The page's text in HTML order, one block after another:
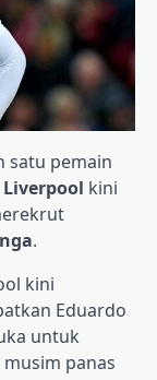
satu pemain
Liverpool kini
.
kini
Eduardo
untuk
musim panas